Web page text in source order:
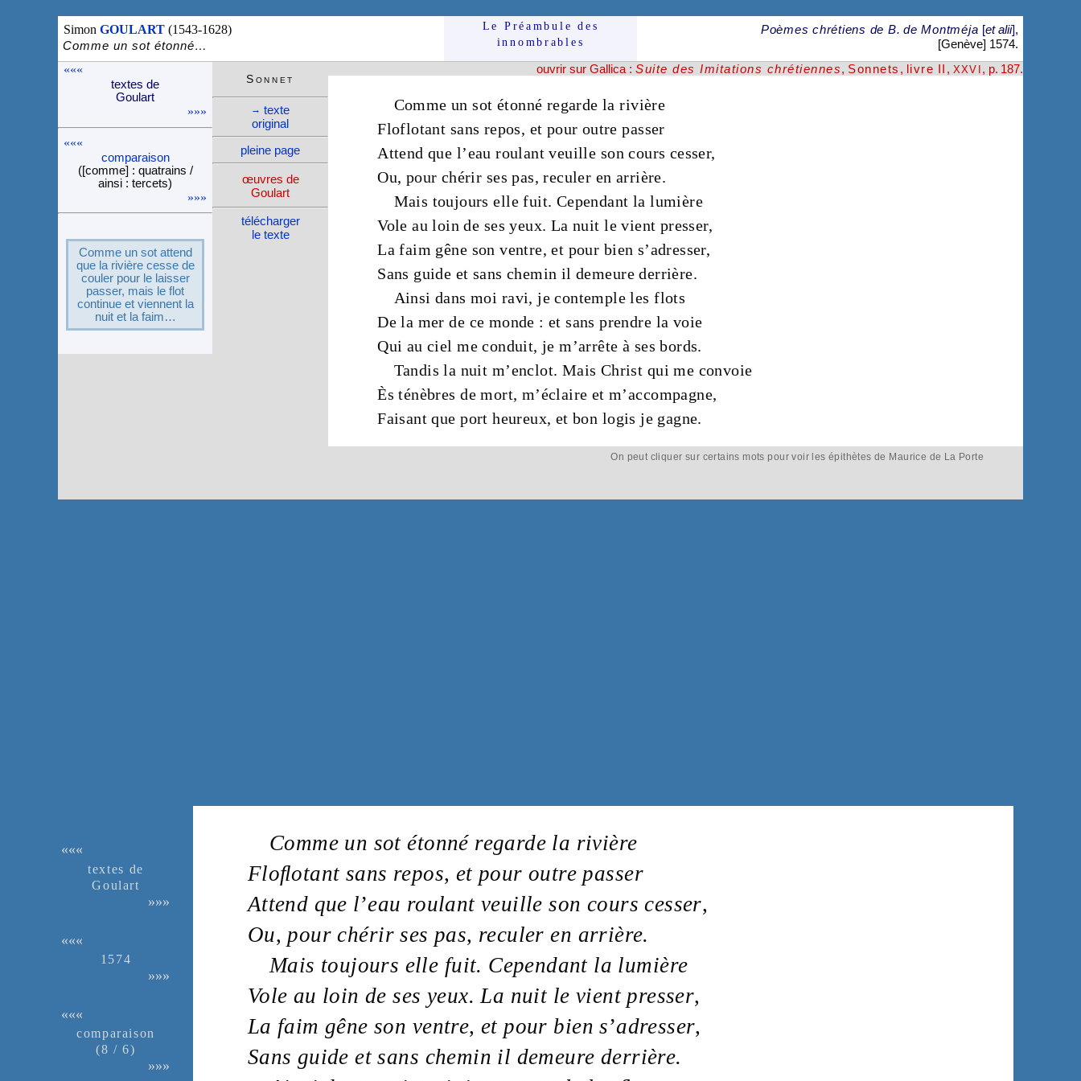
Simon GOULART(1543-1628)
Comme un sot étonné…
Le Préam­bule des
innom­brables
Poèmes chrétiens de B. de Montméja [et alii],
[Genève] 1574.
«««
textes de
Gou­lart
»»»
«««
compa­rai­son
([comme] : quatrains /
ainsi : tercets)
»»»
Comme un sot attend
que la rivière cesse de
cou­ler pour le lais­ser
pas­ser, mais le flot
conti­nue et viennent la
nuit et la faim…
ouvrir sur Gallica :Suite des Imitations chrétiennes, Sonnets , livre II , XXVI , p. 187.
Comme unsot étonné regarde larivière
Floflotant sans repos, et pour outre passer
Attend que l’eau roulant veuille soncours cesser,
Ou, pour chérir sespas, reculer en arrière.
Mais toujours elle fuit. Cependant lalumière
Vole au loin de sesyeux. Lanuit le vient presser,
Lafaim gêne sonventre, et pour bien s’adresser,
Sans guide et sans chemin il demeure derrière.
Ainsi dans moi ravi, je contemple lesflots
De la mer de ce monde : et sans prendre la voie
Qui auciel me conduit, je m’arrête à sesbords.
Tandis la nuit m’enclot. Mais Christ qui me convoie
Èsténèbres demort, m’éclaire et m’accompagne,
Faisant queport heureux, etbon logis je gagne.
On peut cliquer sur certains mots pour voir les épithètes de Maurice de La Porte
Son­net
→ texte
ori­ginal
pleine page
œuvres de
Gou­lart
télé­charger
le texte
«««
textes de
Gou­lart
»»»
«««
1574
»»»
«««
compa­rai­son
(8 / 6)
»»»
Comme un sot étonnéregarde la rivière
Floﬂotant sans repos, et pour outre passer
Attend que l’eau roulant veuille son cours cesser,
Ou, pour chérir ses pas, reculer en arrière.
Mais toujours elle fuit. Cependant la lumière
Vole au loin de ses yeux. La nuit le vient presser,
La faim gêne son ventre, et pour bien s’adresser,
Sans guide et sans chemin il demeure derrière.